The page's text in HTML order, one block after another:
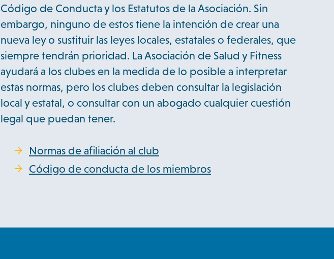
Código de Conducta y los Estatutos de la Asociación. Sin
embargo, ninguno de estos tiene la intención de crear una
nueva ley o sustituir las leyes locales, estatales o federales, que
siempre tendrán prioridad. La Asociación de Salud y Fitness
ayudará a los clubes en la medida de lo posible a interpretar
estas normas, pero los clubes deben consultar la legislación
local y estatal, o consultar con un abogado cualquier cuestión
legal que puedan tener.
Normas de afiliación al club
Código de conducta de los miembros